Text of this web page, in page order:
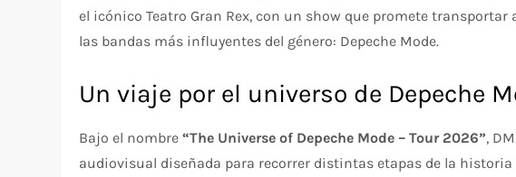
el icónico Teatro Gran Rex, con un show que promete
las bandas más influyentes del género: Depeche Mode.
Un viaje por el universo de Depeche
Bajo el nombre“The Universe of Depeche Mode – Tour 2026”,
audiovisual diseñada para recorrer distintas etapas de la